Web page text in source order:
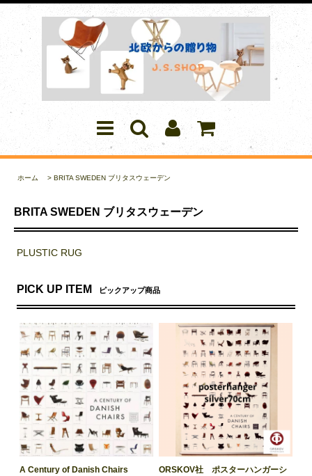
ホーム > BRITA SWEDEN ブリタスウェーデン
BRITA SWEDEN ブリタスウェーデン
PLUSTIC RUG
PICK UP ITEM ピックアップ商品
A Century of Danish Chairs
ORSKOV社 ポスターハンガーシ